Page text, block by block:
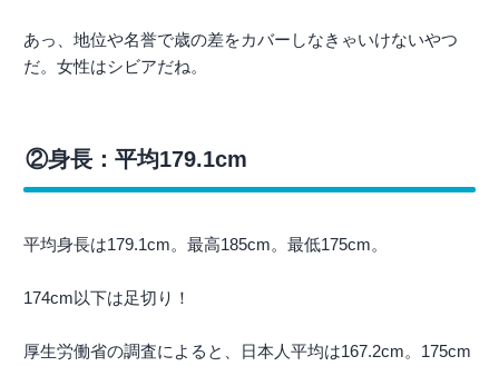
あっ、地位や名誉で歳の差をカバーしなきゃいけないやつ
だ。女性はシビアだね。
②身長：平均179.1cm
平均身長は179.1cm。最高185cm。最低175cm。
174cm以下は足切り！
厚生労働省の調査によると、日本人平均は167.2cm。175cm